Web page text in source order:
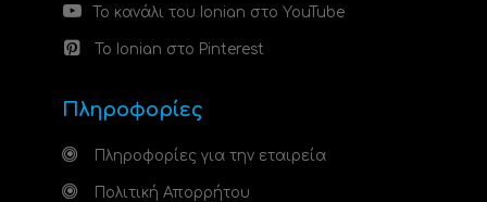
Το κανάλι του Ionian στο YouTube
Το Ionian στο Pinterest
Πληροφορίες
Πληροφορίες για την εταιρεία
Πολιτική Απορρήτου